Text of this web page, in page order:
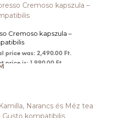
Cremoso kapszula –
price was: 2,490.00 Ft.
price is: 1,990.00 Ft.